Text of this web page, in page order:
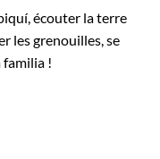
écouter la terre
les grenouilles, se
familia !